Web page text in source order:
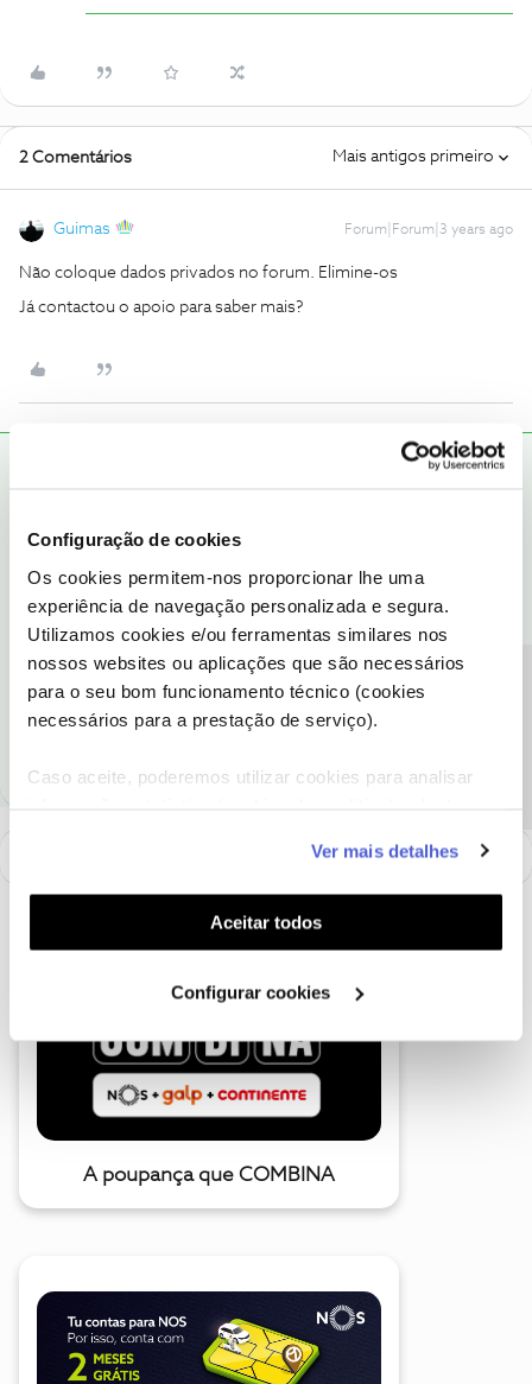
Configuração de cookies
Os cookies permitem-nos proporcionar lhe uma
experiência de navegação personalizada e segura.
Utilizamos cookies e/ou ferramentas similares nos
nossos websites ou aplicações que são necessários
para o seu bom funcionamento técnico (cookies
necessários para a prestação de serviço).
Caso aceite, poderemos utilizar cookies para analisar
funcionalidades (cookies de personalização e
funcionalidade) e adaptar anúncios aos seus interesses
(cookies de publicidade personalizada). Pode gerir a
utilização dos cookies clicando em "Configurar
Ver mais detalhes
Aceitar todos
Configurar cookies
2 Comentários Mais antigos primeiro
Guimas Forum|Forum|3 years ago
Não coloque dados privados no forum. Elimine-os
Já contactou o apoio para saber mais?
Forum|Forum|3 years ago
Pedimos desculpa pela demora na nossa resposta.
ajudar e contactar. O seu pedido encontra-se registado com o
número 1-43574007101.
Obrigado
Ajude a comunidade a encontrar informação relevante. Marque
como "Melhor Resposta" e faça "Like" nos melhores comentários.
A poupança que COMBINA